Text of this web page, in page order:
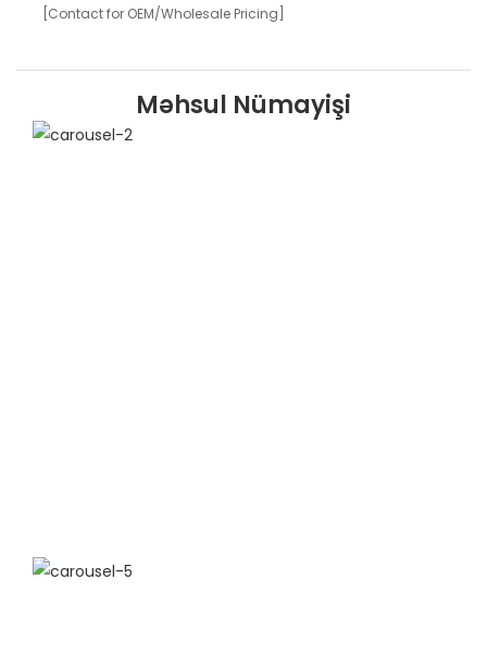
[Contact for OEM/Wholesale Pricing]
Məhsul Nümayişi